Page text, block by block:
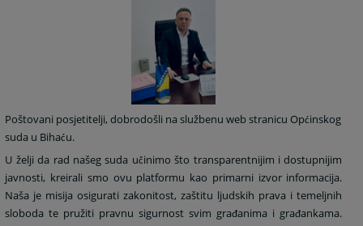
Poštovani posjetitelji, dobrodošli na službenu web stranicu Općinskog
suda u Bihaću.
U želji da rad našeg suda učinimo što transparentnijim i dostupnijim
javnosti, kreirali smo ovu platformu kao primarni izvor informacija.
Naša je misija osigurati zakonitost, zaštitu ljudskih prava i temeljnih
sloboda te pružiti pravnu sigurnost svim građanima i građankama.